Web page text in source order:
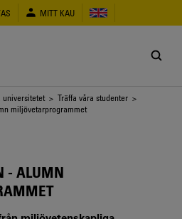
MITT KAU
universitetet > Träffa våra studenter >
miljövetarprogrammet
- ALUMN